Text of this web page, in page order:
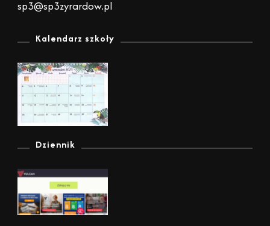
i
o
n
sp3@sp3zyrardow.pl
Kalendarz szkoły
Dziennik